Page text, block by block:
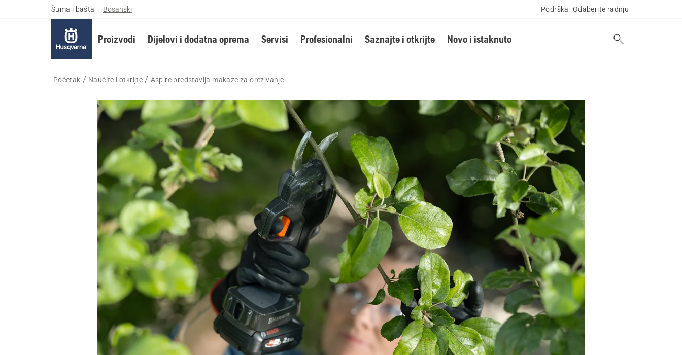
Šuma i bašta – Bosanski Podrška Odaberite radnju
Proizvodi Dijelovi i dodatna oprema Servisi Profesionalni Saznajte i otkrijte Novo i istaknuto
Početak Naučite i otkrijte Aspire predstavlja makaze za orezivanje